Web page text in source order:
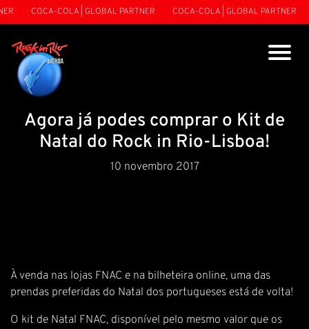
COCA-COLA | GLOBAL PARTNER COCA-COLA | GLOBAL PARTNER
Agora já podes comprar o Kit de
Natal do Rock in Rio-Lisboa!
10 novembro 2017
À venda nas lojas FNAC e na bilheteira online, uma das
prendas preferidas do Natal dos portugueses está de volta!
O kit de Natal FNAC, disponível pelo mesmo valor que os